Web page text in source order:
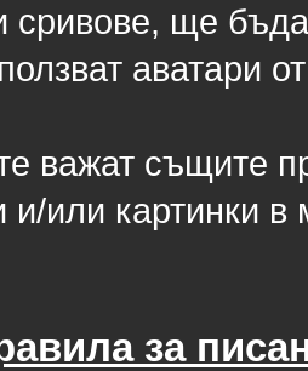
сривове, ще
аватари
важат същите
и/или картинки
за